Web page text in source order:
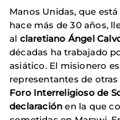
Manos Unidas, que
hace más de 30 años,
al claretiano Ángel
décadas ha trabajado
asiático. El misionero
representantes de
Foro Interreligioso de
declaración en la que